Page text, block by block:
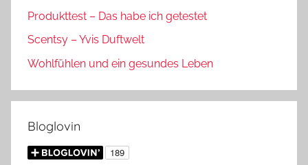
Produkttest – Das habe ich getestet
Scentsy – Yvis Duftwelt
Wohlfühlen und ein gesundes Leben
Bloglovin